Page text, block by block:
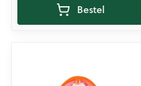
Bestel